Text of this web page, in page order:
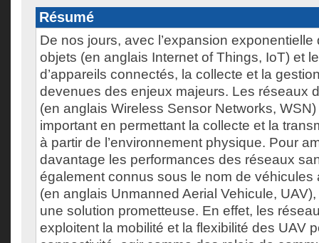
Résumé
De nos jours, avec l’expansion exponentielle
objets (en anglais Internet of Things, IoT) et
d’appareils connectés, la collecte et la
devenues des enjeux majeurs. Les réseaux
(en anglais Wireless Sensor Networks,
important en permettant la collecte et la
à partir de l’environnement physique. Pour
davantage les performances des réseaux
également connus sous le nom de véhicules
(en anglais Unmanned Aerial Vehicule,
une solution prometteuse. En effet, les
exploitent la mobilité et la flexibilité des UAV